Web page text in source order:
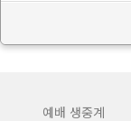
예배 생중계